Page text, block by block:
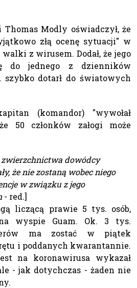
Modly oświadczył, że
złą ocenę sytuacji" w
z wirusem. Dodał, że jego
do jednego z dzienników
dotarł do światowych
(komandor) "wywołał
50 członków załogi może
zwierzchnictwa dowódcy
że nie zostaną wobec niego
w związku z jego
- red.]
liczącą prawie 5 tys. osób,
wyspie Guam. Ok. 3 tys.
ma zostać w piątek
i poddanych kwarantannie.
na koronawirusa wykazał
- jak dotychczas - żaden nie